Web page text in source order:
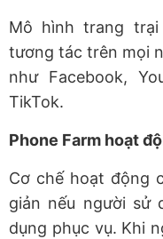
Mô hình trang
tương tác trên mọi
như Facebook,
TikTok.
Phone Farm hoạt
Cơ chế hoạt động
giản nếu người sử
dụng phục vụ. Khi